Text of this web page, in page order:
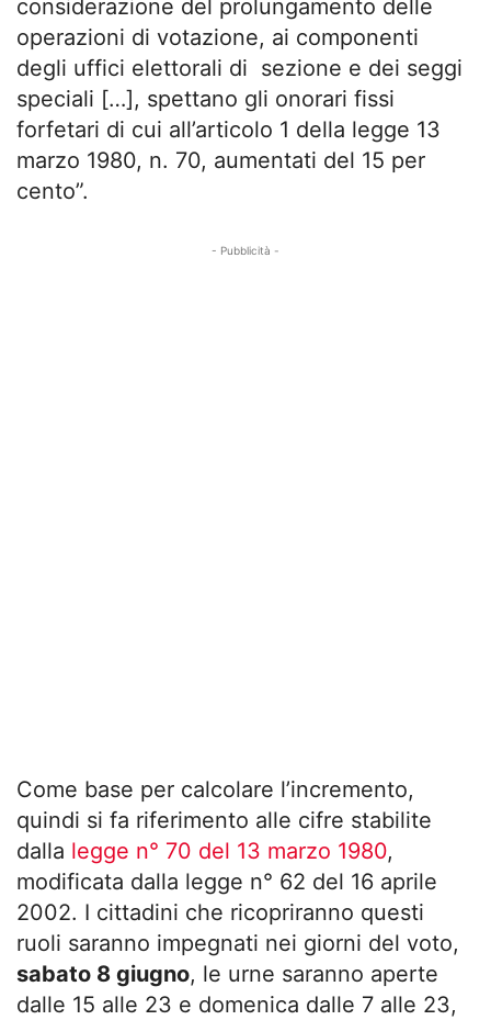
considerazione del prolungamento delle
operazioni di votazione, ai componenti
degli uffici elettorali di sezione e dei seggi
speciali […], spettano gli onorari fissi
forfetari di cui all’articolo 1 della legge 13
marzo 1980, n. 70, aumentati del 15 per
cento”.
- Pubblicità -
Come base per calcolare l’incremento,
quindi si fa riferimento alle cifre stabilite
dalla legge n° 70 del 13 marzo 1980,
modificata dalla legge n° 62 del 16 aprile
2002. I cittadini che ricopriranno questi
ruoli saranno impegnati nei giorni del voto,
sabato 8 giugno, le urne saranno aperte
dalle 15 alle 23 e domenica dalle 7 alle 23,